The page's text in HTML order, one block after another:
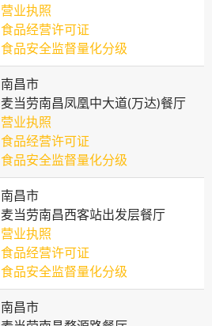
营业执照
食品经营许可证
食品安全监督量化分级
南昌市
麦当劳南昌凤凰中大道(万达)餐厅
营业执照
食品经营许可证
食品安全监督量化分级
南昌市
麦当劳南昌西客站出发层餐厅
营业执照
食品经营许可证
食品安全监督量化分级
南昌市